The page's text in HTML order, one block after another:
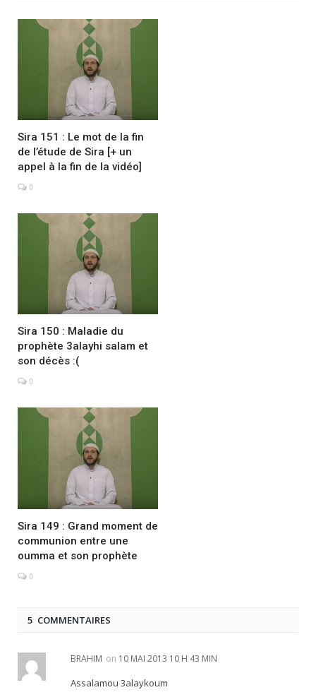
Sira 151 : Le mot de la fin
de l’étude de Sira [+ un
appel à la fin de la vidéo]
0
Sira 150 : Maladie du
prophète 3alayhi salam et
son décès :(
0
Sira 149 : Grand moment de
communion entre une
oumma et son prophète
0
5 COMMENTAIRES
BRAHIM on 10 MAI 2013 10 H 43 MIN
Assalamou 3alaykoum